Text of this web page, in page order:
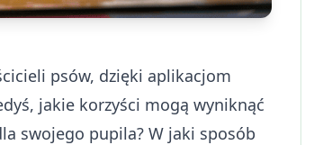
psów, dzięki aplikacjom
jakie korzyści mogą wyniknąć
swojego pupila? W jaki sposób